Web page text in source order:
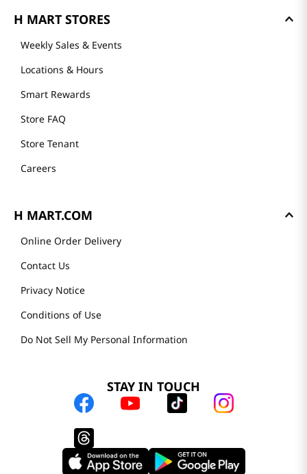
H MART STORES
Weekly Sales & Events
Locations & Hours
Smart Rewards
Store FAQ
Store Tenant
Careers
H MART.COM
Online Order Delivery
Contact Us
Privacy Notice
Conditions of Use
Do Not Sell My Personal Information
STAY IN TOUCH